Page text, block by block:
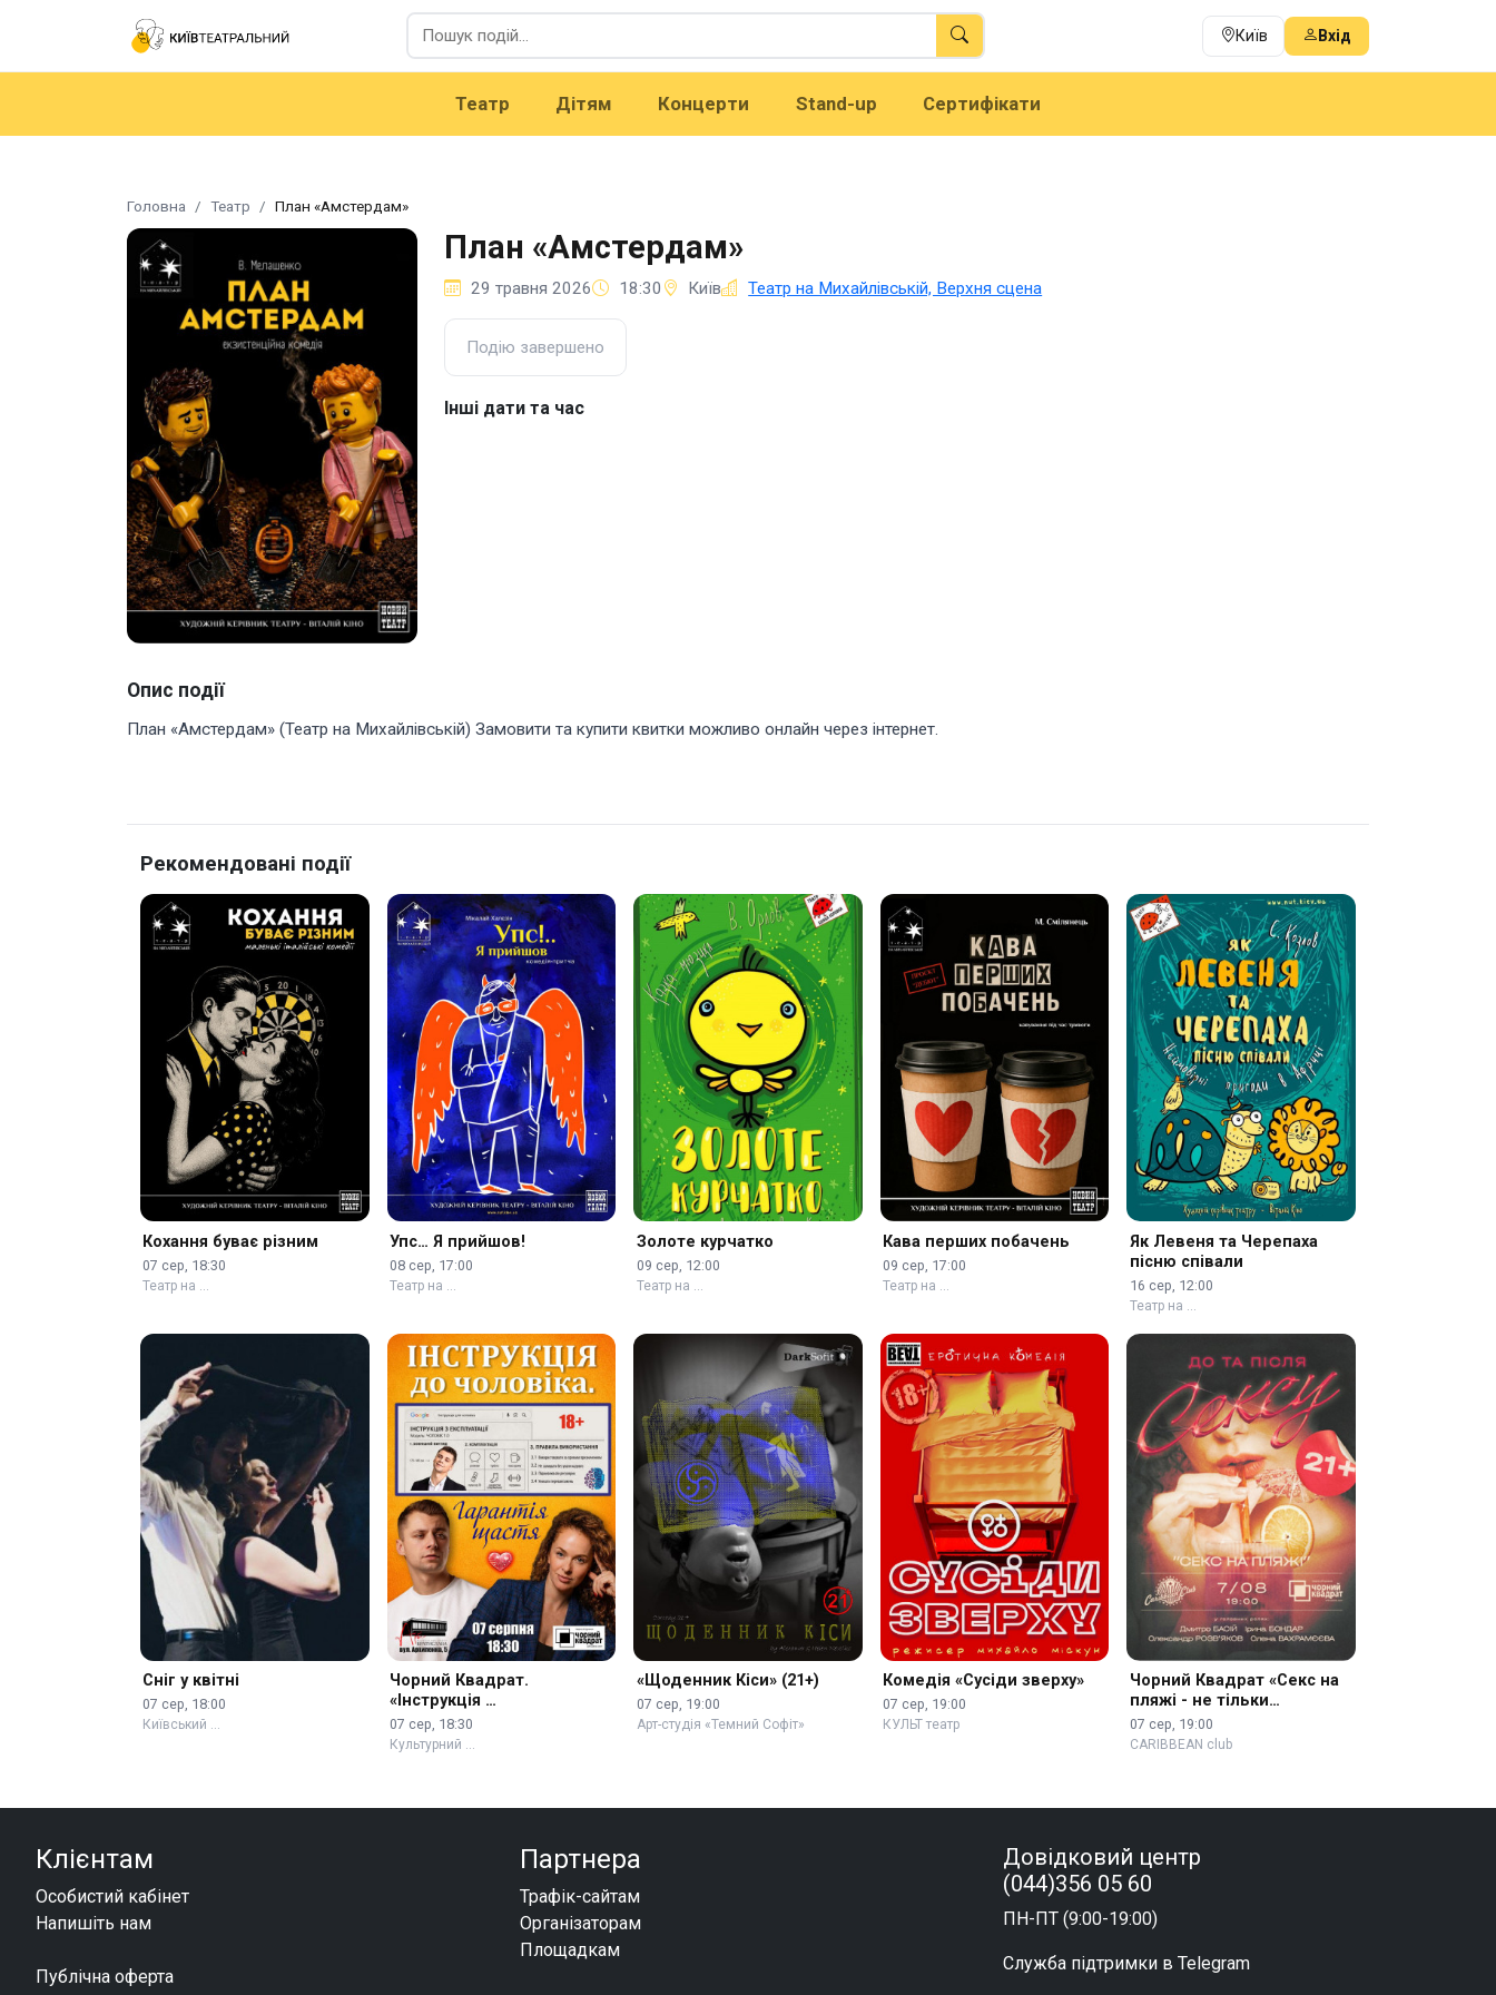
Київ Вхід
Театр Дітям Концерти Stand-up Сертифікати
Головна Театр План «Амстердам»
План «Амстердам»
29 травня 2026 18:30 Київ Театр на Михайлівській, Верхня сцена
Подію завершено
Інші дати та час
Опис події
План «Амстердам» (Театр на Михайлівській) Замовити та купити квитки можливо онлайн через інтернет.
Рекомендовані події
Кохання буває різним
07 сер, 18:30
Театр на …
Упс… Я прийшов!
08 сер, 17:00
Театр на …
Золоте курчатко
09 сер, 12:00
Театр на …
Кава перших побачень
09 сер, 17:00
Театр на …
Як Левеня та Черепаха
пісню співали
16 сер, 12:00
Театр на …
Сніг у квітні
07 сер, 18:00
Київський …
Чорний Квадрат.
«Інструкція …
07 сер, 18:30
Культурний …
«Щоденник Кіси» (21+)
07 сер, 19:00
Арт-студія «Темний Софіт»
Комедія «Сусіди зверху»
07 сер, 19:00
КУЛЬТ театр
Чорний Квадрат «Секс на
пляжі - не тільки
коктейль»
07 сер, 19:00
CARIBBEAN club
Клієнтам
Особистий кабінет
Напишіть нам
Публічна оферта
Партнера
Трафік-сайтам
Організаторам
Площадкам
Довідковий центр
(044)356 05 60
ПН-ПТ (9:00-19:00)
Служба підтримки в Telegram